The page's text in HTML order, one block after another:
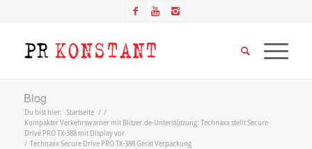
Blog
Du bist hier: Startseite / /
Kompakter Verkehrswarner mit Blitzer.de-Unterstützung: Technaxx stellt Secure
Drive PRO TX-388 mit Display vor
/ Technaxx Secure Drive PRO TX-388 Gerät Verpackung